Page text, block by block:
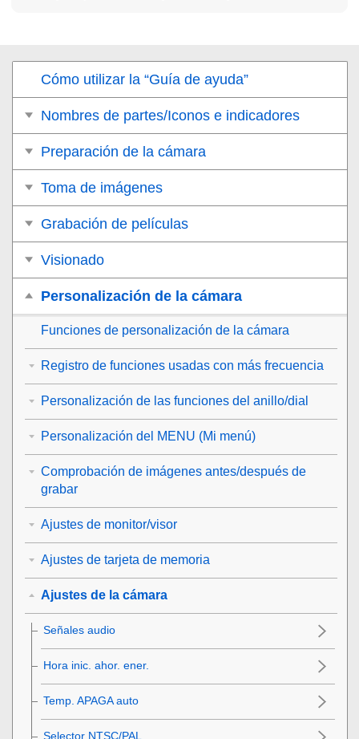
Cómo utilizar la “Guía de ayuda”
Nombres de partes/Iconos e indicadores
Preparación de la cámara
Toma de imágenes
Grabación de películas
Visionado
Personalización de la cámara
Funciones de personalización de la cámara
Registro de funciones usadas con más frecuencia
Personalización de las funciones del anillo/dial
Personalización del MENU (Mi menú)
Comprobación de imágenes antes/después de
grabar
Ajustes de monitor/visor
Ajustes de tarjeta de memoria
Ajustes de la cámara
Señales audio
Hora inic. ahor. ener.
Temp. APAGA auto
Selector NTSC/PAL